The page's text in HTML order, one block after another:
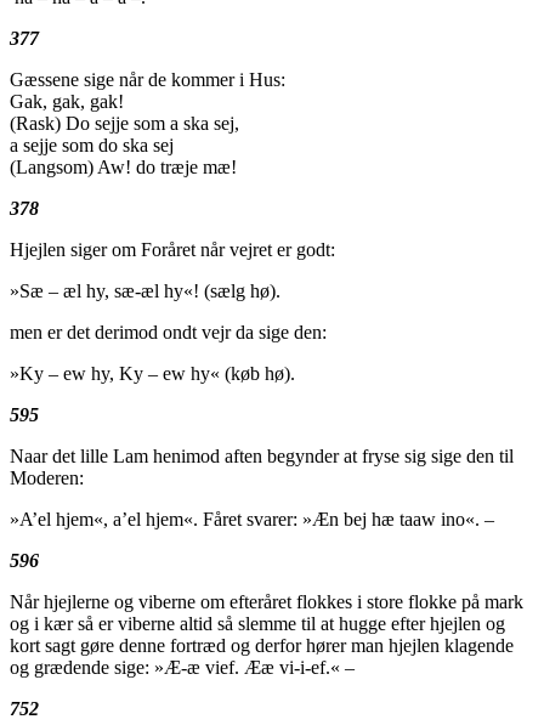
377
Gæssene sige når de kommer i Hus:
Gak, gak, gak!
(Rask) Do sejje som a ska sej,
a sejje som do ska sej
(Langsom) Aw! do træje mæ!
378
Hjejlen siger om Foråret når vejret er godt:
»Sæ – æl hy, sæ-æl hy«! (sælg hø).
men er det derimod ondt vejr da sige den:
»Ky – ew hy, Ky – ew hy« (køb hø).
595
Naar det lille Lam henimod aften begynder at fryse sig sige den til
Moderen:
»A’el hjem«, a’el hjem«. Fåret svarer: »Æn bej hæ taaw ino«. –
596
Når hjejlerne og viberne om efteråret flokkes i store flokke på mark
og i kær så er viberne altid så slemme til at hugge efter hjejlen og
kort sagt gøre denne fortræd og derfor hører man hjejlen klagende
og grædende sige: »Æ-æ vief. Ææ vi-i-ef.« –
752